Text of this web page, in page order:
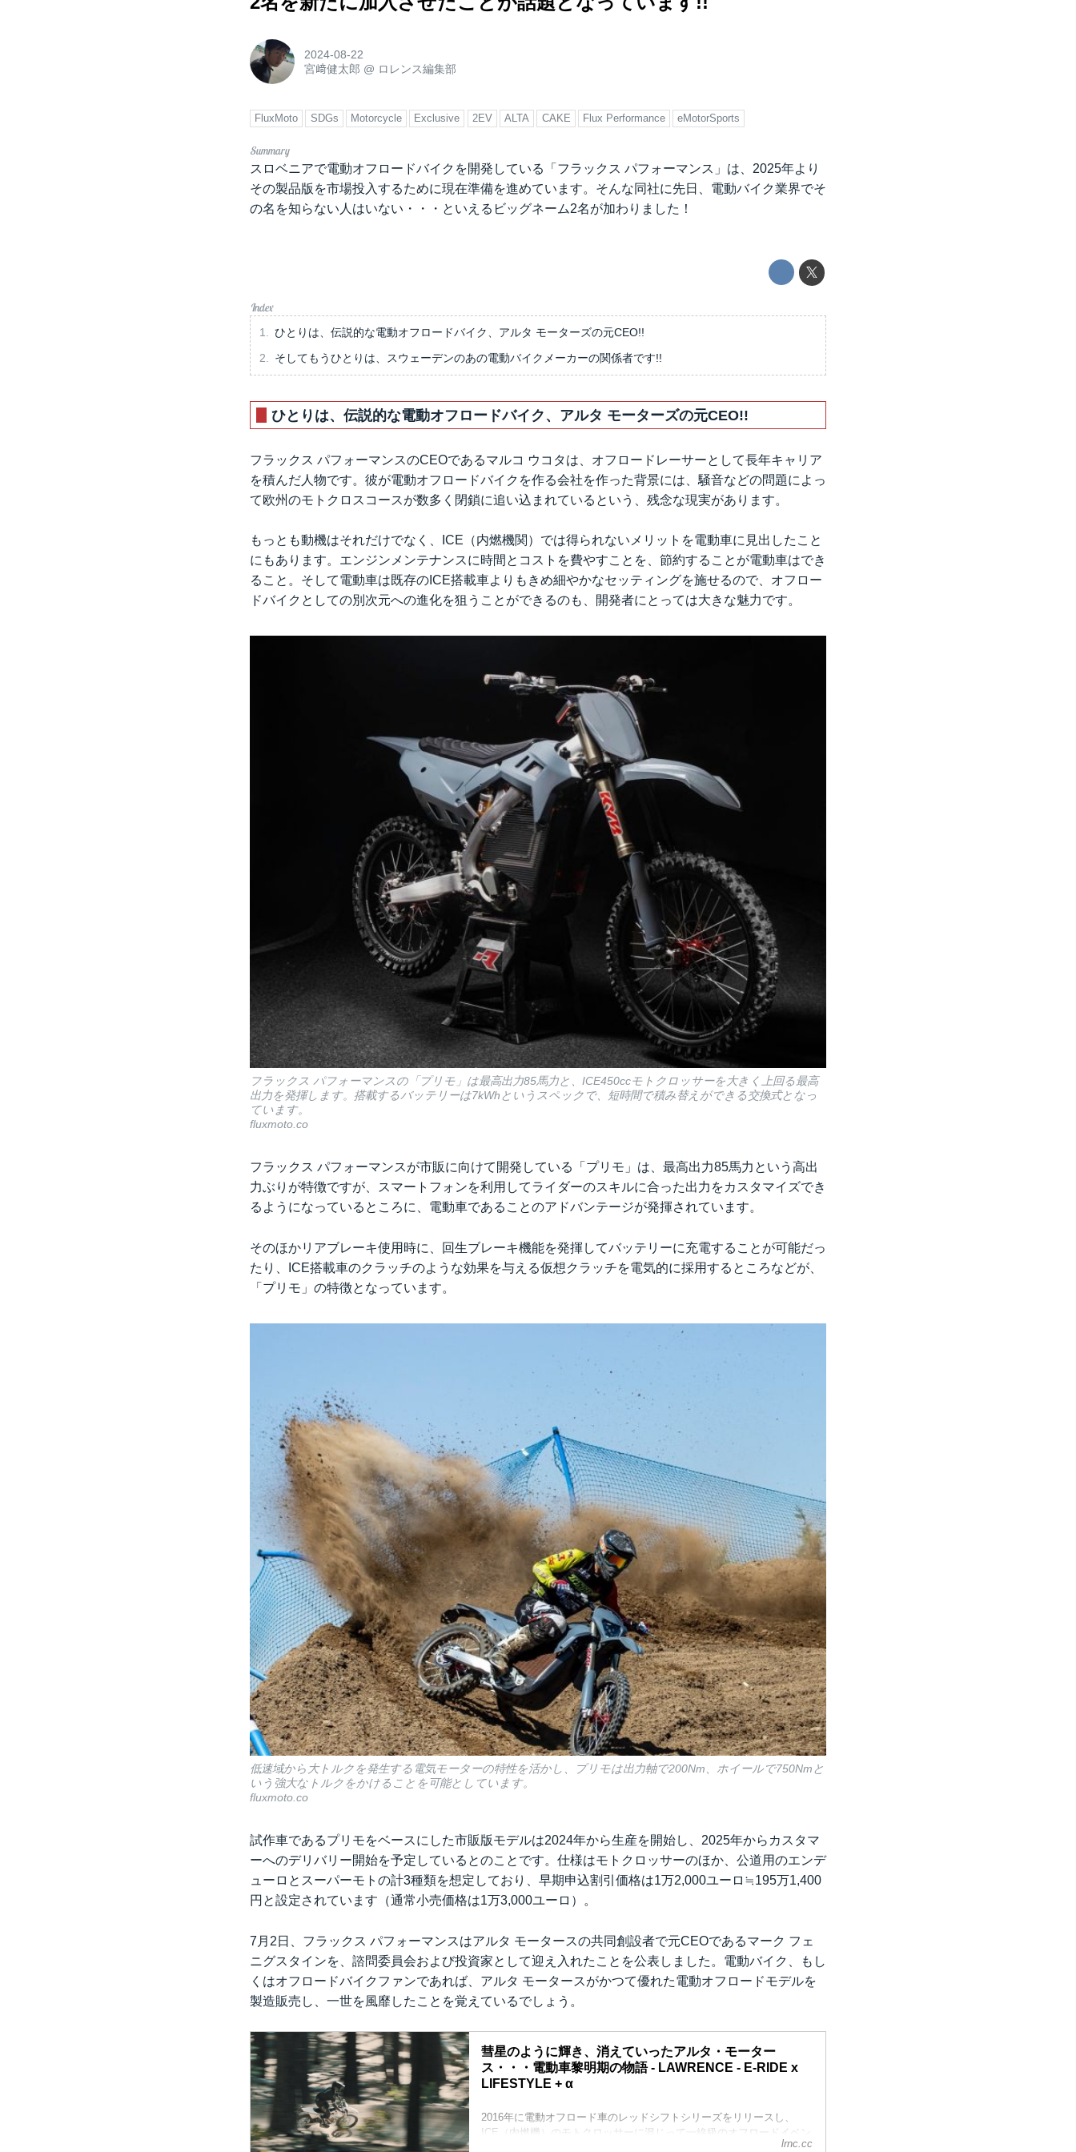
2024-08-22
宮﨑健太郎 @ ロレンス編集部
FluxMoto SDGs Motorcycle Exclusive 2EV ALTA CAKE Flux Performance eMotorSports
スロベニアで電動オフロードバイクを開発している「フラックス パフォーマンス」は、2025年より
その製品版を市場投入するために現在準備を進めています。そんな同社に先日、電動バイク業界でそ
の名を知らない人はいない・・・といえるビッグネーム2名が加わりました！
ひとりは、伝説的な電動オフロードバイク、アルタ モーターズの元CEO!!
そしてもうひとりは、スウェーデンのあの電動バイクメーカーの関係者です!!
ひとりは、伝説的な電動オフロードバイク、アルタ モーターズの元CEO!!
フラックス パフォーマンスのCEOであるマルコ ウコタは、オフロードレーサーとして長年キャリア
を積んだ人物です。彼が電動オフロードバイクを作る会社を作った背景には、騒音などの問題によっ
て欧州のモトクロスコースが数多く閉鎖に追い込まれているという、残念な現実があります。
もっとも動機はそれだけでなく、ICE（内燃機関）では得られないメリットを電動車に見出したこと
にもあります。エンジンメンテナンスに時間とコストを費やすことを、節約することが電動車はでき
ること。そして電動車は既存のICE搭載車よりもきめ細やかなセッティングを施せるので、オフロー
ドバイクとしての別次元への進化を狙うことができるのも、開発者にとっては大きな魅力です。
フラックス パフォーマンスの「プリモ」は最高出力85馬力と、ICE450ccモトクロッサーを大きく上回る最高
出力を発揮します。搭載するバッテリーは7kWhというスペックで、短時間で積み替えができる交換式となっ
ています。
fluxmoto.co
フラックス パフォーマンスが市販に向けて開発している「プリモ」は、最高出力85馬力という高出
力ぶりが特徴ですが、スマートフォンを利用してライダーのスキルに合った出力をカスタマイズでき
るようになっているところに、電動車であることのアドバンテージが発揮されています。
そのほかリアブレーキ使用時に、回生ブレーキ機能を発揮してバッテリーに充電することが可能だっ
たり、ICE搭載車のクラッチのような効果を与える仮想クラッチを電気的に採用するところなどが、
「プリモ」の特徴となっています。
低速域から大トルクを発生する電気モーターの特性を活かし、プリモは出力軸で200Nm、ホイールで750Nmと
いう強大なトルクをかけることを可能としています。
fluxmoto.co
試作車であるプリモをベースにした市販版モデルは2024年から生産を開始し、2025年からカスタマ
ーへのデリバリー開始を予定しているとのことです。仕様はモトクロッサーのほか、公道用のエンデ
ューロとスーパーモトの計3種類を想定しており、早期申込割引価格は1万2,000ユーロ≒195万1,400
円と設定されています（通常小売価格は1万3,000ユーロ）。
7月2日、フラックス パフォーマンスはアルタ モータースの共同創設者で元CEOであるマーク フェ
ニグスタインを、諮問委員会および投資家として迎え入れたことを公表しました。電動バイク、もし
くはオフロードバイクファンであれば、アルタ モータースがかつて優れた電動オフロードモデルを
製造販売し、一世を風靡したことを覚えているでしょう。
彗星のように輝き、消えていったアルタ・モーター
ス・・・電動車黎明期の物語 - LAWRENCE - E-RIDE x
LIFESTYLE + α
2016年に電動オフロード車のレッドシフトシリーズをリリースし、
ICE（内燃機）のモトクロッサーに混じって一線級のオフロードイベン
トでも活躍したアルタ・モータース。その活動期間は2018年秋までと
lrnc.cc